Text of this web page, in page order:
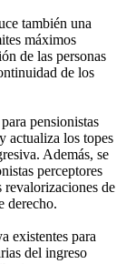
también una
máximos
de las personas
de los
pensionistas
actualiza los topes
Además, se
perceptores
revalorizaciones de
derecho.
existentes para
del ingreso